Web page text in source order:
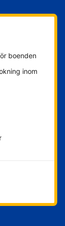
boenden
inom